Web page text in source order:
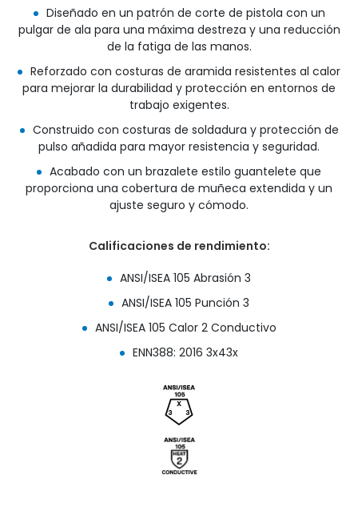
Diseñado en un patrón de corte de pistola con un
pulgar de ala para una máxima destreza y una reducción
de la fatiga de las manos.
Reforzado con costuras de aramida resistentes al calor
para mejorar la durabilidad y protección en entornos de
trabajo exigentes.
Construido con costuras de soldadura y protección de
pulso añadida para mayor resistencia y seguridad.
Acabado con un brazalete estilo guantelete que
proporciona una cobertura de muñeca extendida y un
ajuste seguro y cómodo.
Calificaciones de rendimiento:
ANSI/ISEA 105 Abrasión 3
ANSI/ISEA 105 Punción 3
ANSI/ISEA 105 Calor 2 Conductivo
ENN388: 2016 3x43x